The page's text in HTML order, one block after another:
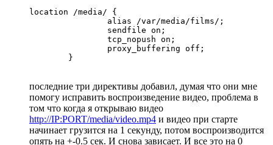
location /media/ {
                alias /var/media/films/;
                sendfile on;
                tcp_nopush on;
                proxy_buffering off;
        }
последние три директивы добавил, думая что они мне
помогу исправить воспроизведение видео, проблема в
том что когда я открываю видео
http://IP:PORT/media/video.mp4 и видео при старте
начинает грузится на 1 секунду, потом воспроизводится
опять на +-0.5 сек. И снова зависает. И все это на 0